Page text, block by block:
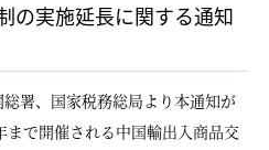
の実施延長に関する通知
署、国家税務総局より本通知が
で開催される中国輸出入商品交